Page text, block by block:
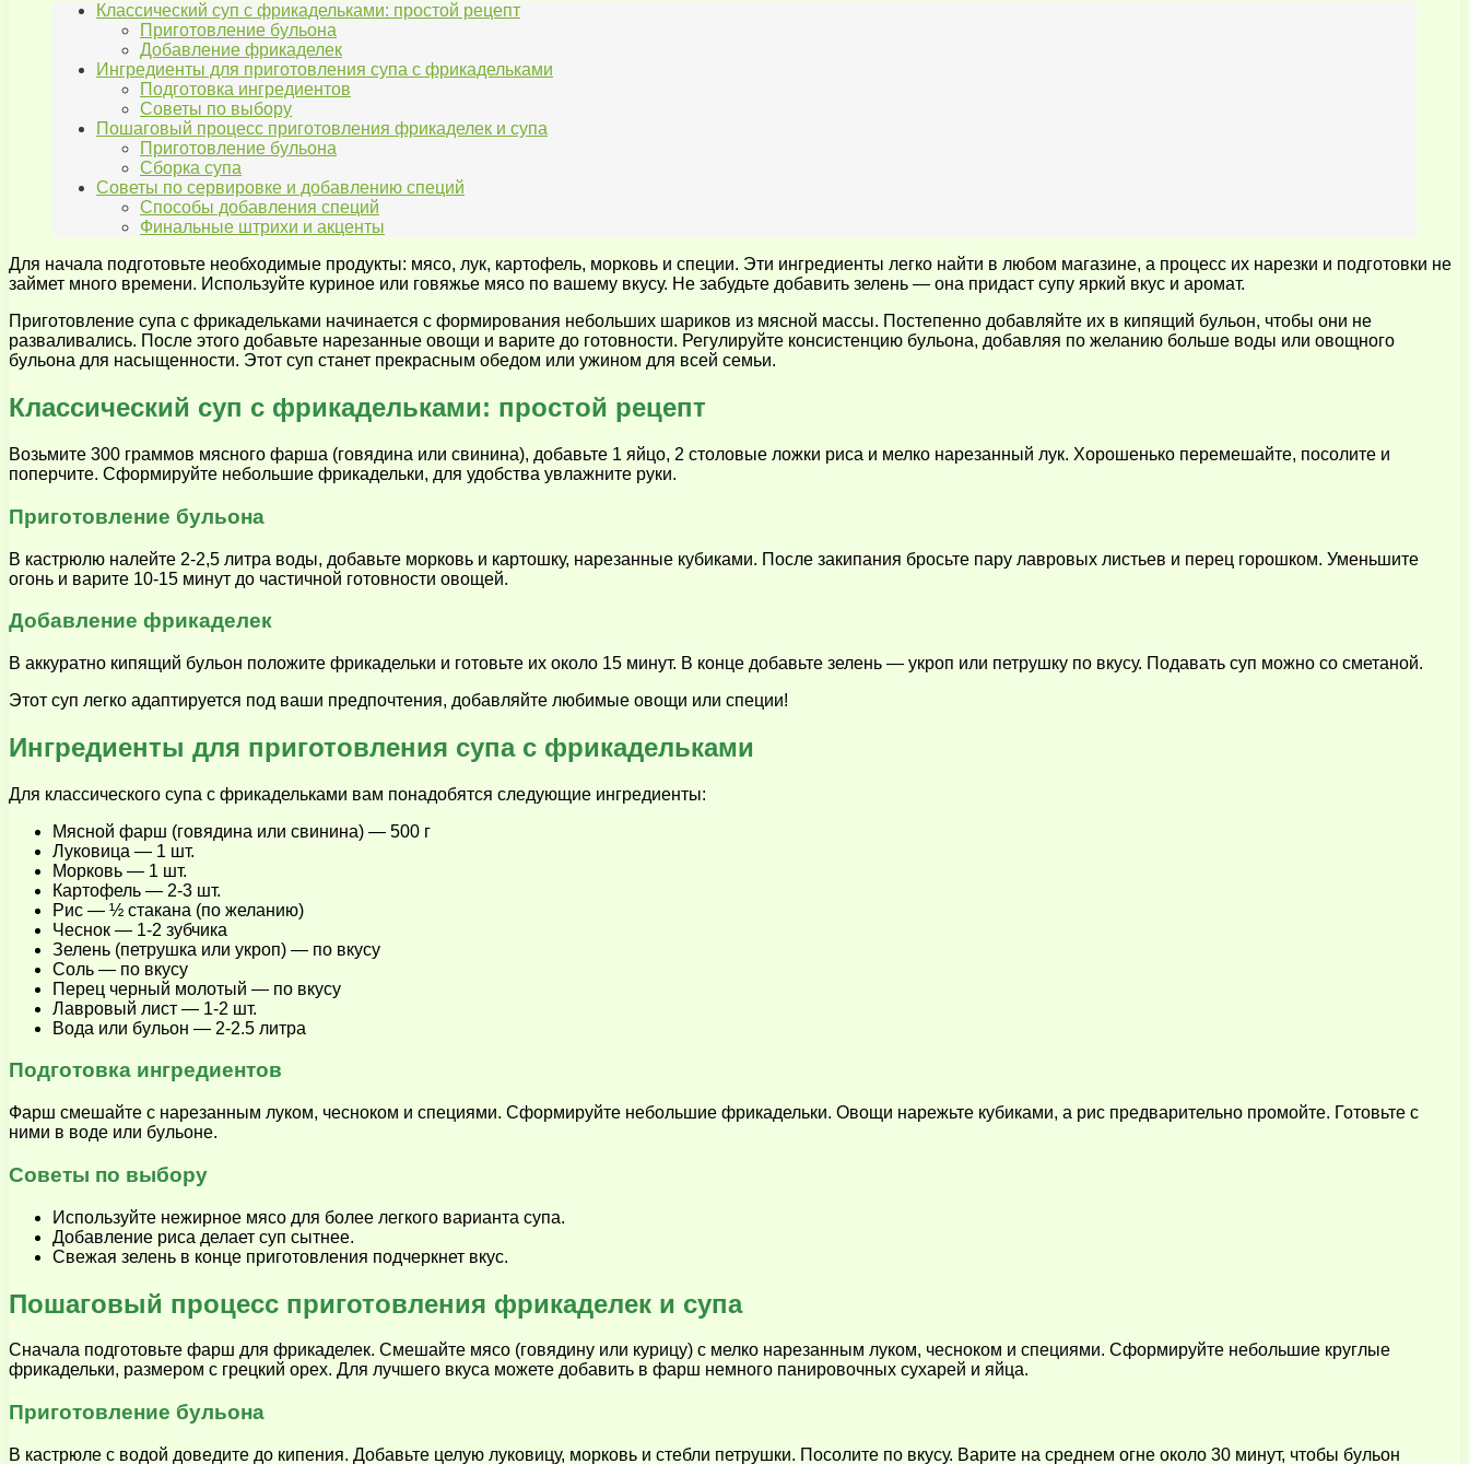
Классический суп с фрикадельками: простой рецепт
Приготовление бульона
Добавление фрикаделек
Ингредиенты для приготовления супа с фрикадельками
Подготовка ингредиентов
Советы по выбору
Пошаговый процесс приготовления фрикаделек и супа
Приготовление бульона
Сборка супа
Советы по сервировке и добавлению специй
Способы добавления специй
Финальные штрихи и акценты
Для начала подготовьте необходимые продукты: мясо, лук, картофель, морковь и специи. Эти ингредиенты легко найти в любом магазине, а процесс их нарезки и подготовки не
займет много времени. Используйте куриное или говяжье мясо по вашему вкусу. Не забудьте добавить зелень — она придаст супу яркий вкус и аромат.
Приготовление супа с фрикадельками начинается с формирования небольших шариков из мясной массы. Постепенно добавляйте их в кипящий бульон, чтобы они не
разваливались. После этого добавьте нарезанные овощи и варите до готовности. Регулируйте консистенцию бульона, добавляя по желанию больше воды или овощного
бульона для насыщенности. Этот суп станет прекрасным обедом или ужином для всей семьи.
Классический суп с фрикадельками: простой рецепт
Возьмите 300 граммов мясного фарша (говядина или свинина), добавьте 1 яйцо, 2 столовые ложки риса и мелко нарезанный лук. Хорошенько перемешайте, посолите и
поперчите. Сформируйте небольшие фрикадельки, для удобства увлажните руки.
Приготовление бульона
В кастрюлю налейте 2-2,5 литра воды, добавьте морковь и картошку, нарезанные кубиками. После закипания бросьте пару лавровых листьев и перец горошком. Уменьшите
огонь и варите 10-15 минут до частичной готовности овощей.
Добавление фрикаделек
В аккуратно кипящий бульон положите фрикадельки и готовьте их около 15 минут. В конце добавьте зелень — укроп или петрушку по вкусу. Подавать суп можно со сметаной.
Этот суп легко адаптируется под ваши предпочтения, добавляйте любимые овощи или специи!
Ингредиенты для приготовления супа с фрикадельками
Для классического супа с фрикадельками вам понадобятся следующие ингредиенты:
Мясной фарш (говядина или свинина) — 500 г
Луковица — 1 шт.
Морковь — 1 шт.
Картофель — 2-3 шт.
Рис — ½ стакана (по желанию)
Чеснок — 1-2 зубчика
Зелень (петрушка или укроп) — по вкусу
Соль — по вкусу
Перец черный молотый — по вкусу
Лавровый лист — 1-2 шт.
Вода или бульон — 2-2.5 литра
Подготовка ингредиентов
Фарш смешайте с нарезанным луком, чесноком и специями. Сформируйте небольшие фрикадельки. Овощи нарежьте кубиками, а рис предварительно промойте. Готовьте с
ними в воде или бульоне.
Советы по выбору
Используйте нежирное мясо для более легкого варианта супа.
Добавление риса делает суп сытнее.
Свежая зелень в конце приготовления подчеркнет вкус.
Пошаговый процесс приготовления фрикаделек и супа
Сначала подготовьте фарш для фрикаделек. Смешайте мясо (говядину или курицу) с мелко нарезанным луком, чесноком и специями. Сформируйте небольшие круглые
фрикадельки, размером с грецкий орех. Для лучшего вкуса можете добавить в фарш немного панировочных сухарей и яйца.
Приготовление бульона
В кастрюле с водой доведите до кипения. Добавьте целую луковицу, морковь и стебли петрушки. Посолите по вкусу. Варите на среднем огне около 30 минут, чтобы бульон